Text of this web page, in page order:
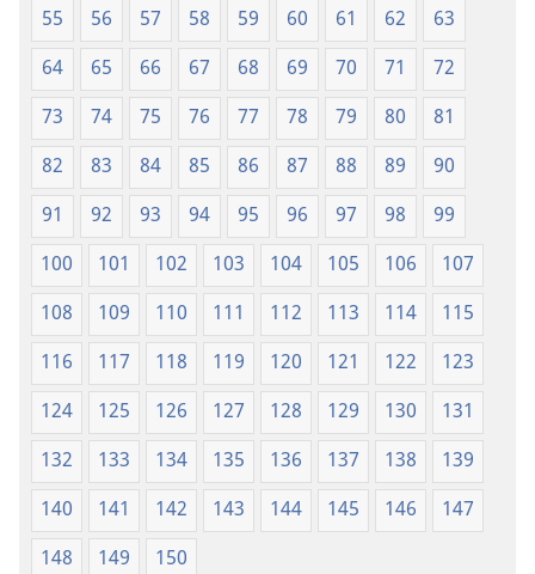
55
56 57 58 59 60 61 62
63
64
65 66 67 68 69 70 71
72
73
74 75 76 77 78 79 80
81
82
83 84 85 86 87 88 89
90
91
92 93 94 95 96 97 98
99
100
101 102 103 104 105 106
107
108
109 110 111 112 113 114
115
116
117 118 119 120 121 122
123
124
125 126 127 128 129 130
131
132
133 134 135 136 137 138
139
140
141 142 143 144 145 146
147
148
149 150